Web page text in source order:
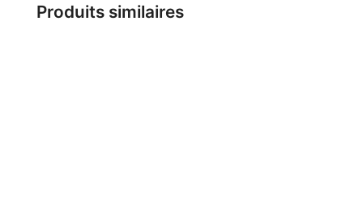
Produits similaires